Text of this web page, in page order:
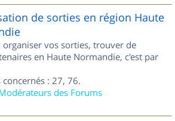
de sorties en région Haute
organiser vos sorties, trouver de
en Haute Normandie, c'est par
: 27, 76.
des Forums